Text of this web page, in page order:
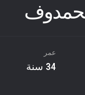
عمر
34 سنة